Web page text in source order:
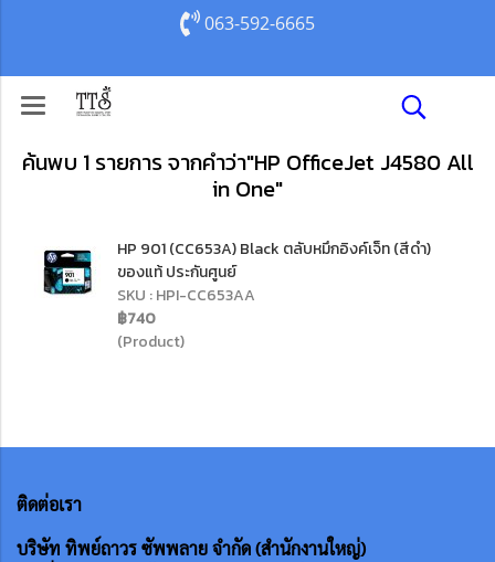
063-592-6665
ค้นพบ 1 รายการ จากคำว่า"HP OfficeJet J4580 All
in One"
HP 901 (CC653A) Black ตลับหมึกอิงค์เจ็ท (สีดำ)
ของแท้ ประกันศูนย์
SKU : HPI-CC653AA
฿740
(Product)
ติดต่อเรา
บริษัท ทิพย์ถาวร ซัพพลาย จำกัด (สำนักงานใหญ่)